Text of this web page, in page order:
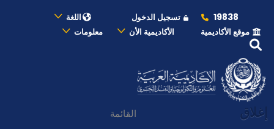
19838 تسجيل الدخول
اللغة
موقع الأكاديمية
الأكاديمية الأن معلومات
إغلاق القائمة